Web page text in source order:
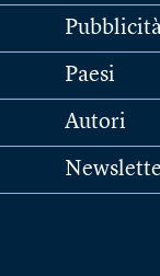
Paesi
Autori